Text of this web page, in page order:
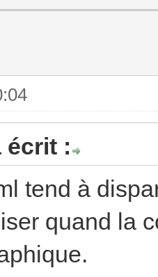
écrit :
tend à
quand la